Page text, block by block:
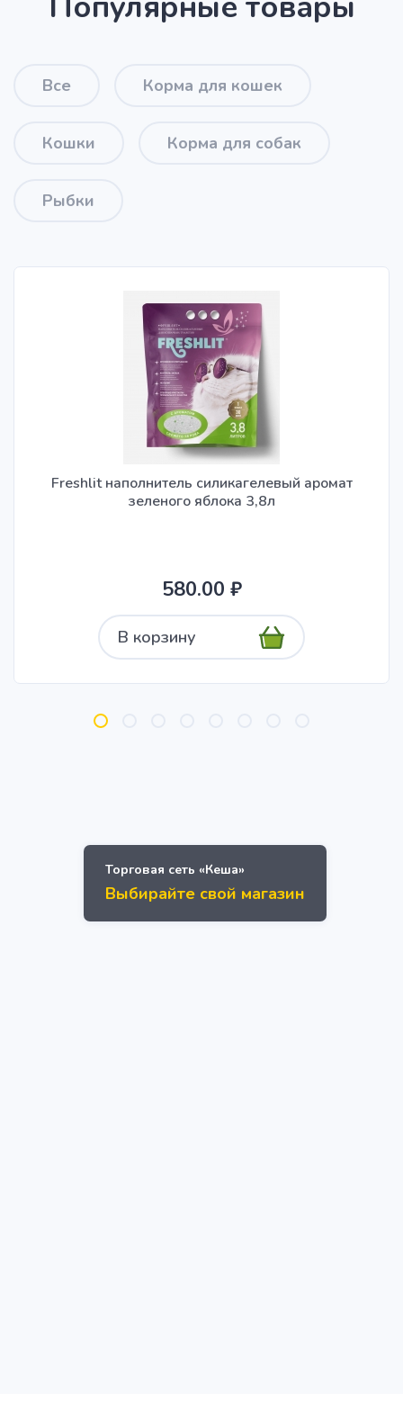
Все Корма для кошек
Кошки Корма для собак
Рыбки
Freshlit наполнитель силикагелевый аромат
зеленого яблока 3,8л
580.00 ₽
В корзину
Торговая сеть «Кеша»
Выбирайте свой магазин